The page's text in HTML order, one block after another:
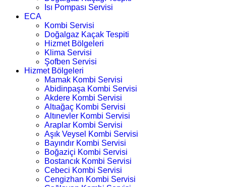
Isı Pompası Servisi
ECA
Kombi Servisi
Doğalgaz Kaçak Tespiti
Hizmet Bölgeleri
Klima Servisi
Şofben Servisi
Hizmet Bölgeleri
Mamak Kombi Servisi
Abidinpaşa Kombi Servisi
Akdere Kombi Servisi
Altıağaç Kombi Servisi
Altınevler Kombi Servisi
Araplar Kombi Servisi
Aşık Veysel Kombi Servisi
Bayındır Kombi Servisi
Boğaziçi Kombi Servisi
Bostancık Kombi Servisi
Cebeci Kombi Servisi
Cengizhan Kombi Servisi